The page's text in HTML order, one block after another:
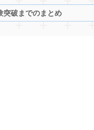
突破までのまとめ